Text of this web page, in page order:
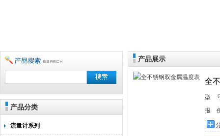
产品分类
流量计系列
产品展示
全
型
报